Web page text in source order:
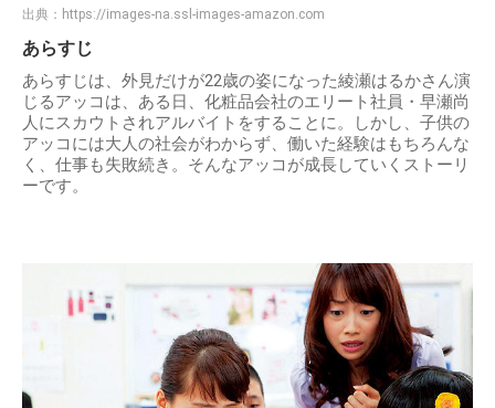
出典： https://images-na.ssl-images-amazon.com
あらすじ
あらすじは、外見だけが22歳の姿になった綾瀬はるかさん演
じるアッコは、ある日、化粧品会社のエリート社員・早瀬尚
人にスカウトされアルバイトをすることに。しかし、子供の
アッコには大人の社会がわからず、働いた経験はもちろんな
く、仕事も失敗続き。そんなアッコが成長していくストーリ
ーです。